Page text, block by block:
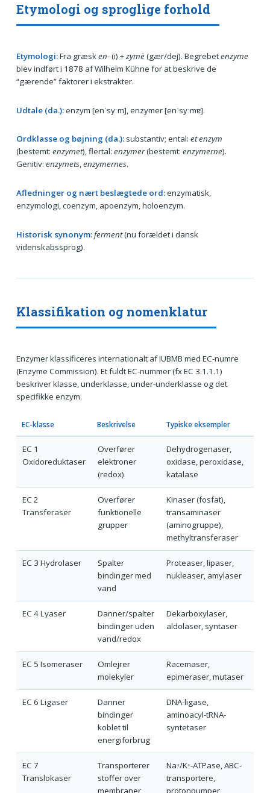
Etymologi og sproglige forhold
Etymologi:Fra græsken-(i) +zymē(gær/dej). Begrebetenzyme
blev indført i 1878 af Wilhelm Kühne for at beskrive de
“gærende” faktorer i ekstrakter.
Udtale (da.):enzym [enˈsyːm], enzymer [enˈsyːmɐ].
Ordklasse og bøjning (da.):substantiv; ental: et enzym
(bestemt: enzymet), flertal: enzymer(bestemt: enzymerne).
Genitiv: enzymets,enzymernes.
Afledninger og nært beslægtede ord:enzymatisk,
enzymologi, coenzym, apoenzym, holoenzym.
Historisk synonym:ferment(nu forældet i dansk
videnskabssprog).
Klassifikation og nomenklatur
Enzymer klassificeres internationalt af IUBMB med EC-numre
(Enzyme Commission). Et fuldt EC-nummer (fx EC 3.1.1.1)
beskriver klasse, underklasse, under-underklasse og det
specifikke enzym.
EC-klasse Beskrivelse Typiske eksempler
EC 1
Oxidoreduktaser
Overfører
elektroner
(redox)
Dehydrogenaser,
oxidase, peroxidase,
katalase
EC 2
Transferaser
Overfører
funktionelle
grupper
Kinaser (fosfat),
transaminaser
(aminogruppe),
methyltransferaser
EC 3 Hydrolaser
Spalter
bindinger med
vand
Proteaser, lipaser,
nukleaser, amylaser
EC 4 Lyaser
Danner/spalter
bindinger uden
vand/redox
Dekarboxylaser,
aldolaser, syntaser
EC 5 Isomeraser
Omlejrer
molekyler
Racemaser,
epimeraser, mutaser
EC 6 Ligaser
Danner
bindinger
koblet til
energiforbrug
DNA-ligase,
aminoacyl-tRNA-
syntetaser
EC 7
Translokaser
Transporterer
stoffer over
membraner
Na⁺/K⁺-ATPase, ABC-
transportere,
protonpumper